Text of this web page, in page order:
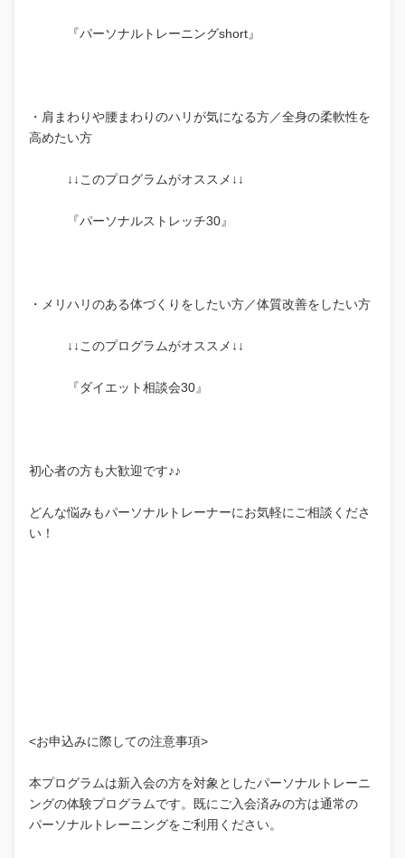
『パーソナルトレーニングshort』
・肩まわりや腰まわりのハリが気になる方／全身の柔軟性を
高めたい方
↓↓このプログラムがオススメ↓↓
『パーソナルストレッチ30』
・メリハリのある体づくりをしたい方／体質改善をしたい方
↓↓このプログラムがオススメ↓↓
『ダイエット相談会30』
初心者の方も大歓迎です♪♪
どんな悩みもパーソナルトレーナーにお気軽にご相談くださ
い！
<お申込みに際しての注意事項>
本プログラムは新入会の方を対象としたパーソナルトレーニ
ングの体験プログラムです。既にご入会済みの方は通常の
パーソナルトレーニングをご利用ください。